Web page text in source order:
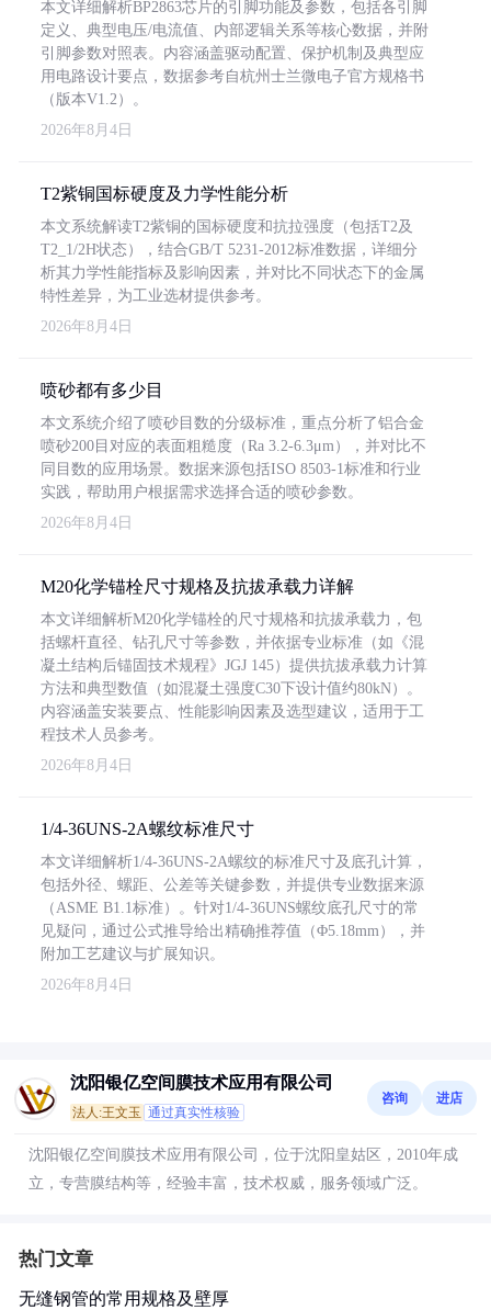
本文详细解析BP2863芯片的引脚功能及参数，包括各引脚
定义、典型电压/电流值、内部逻辑关系等核心数据，并附
引脚参数对照表。内容涵盖驱动配置、保护机制及典型应
用电路设计要点，数据参考自杭州士兰微电子官方规格书
（版本V1.2）。
2026年8月4日
T2紫铜国标硬度及力学性能分析
本文系统解读T2紫铜的国标硬度和抗拉强度（包括T2及
T2_1/2H状态），结合GB/T 5231-2012标准数据，详细分
析其力学性能指标及影响因素，并对比不同状态下的金属
特性差异，为工业选材提供参考。
2026年8月4日
喷砂都有多少目
本文系统介绍了喷砂目数的分级标准，重点分析了铝合金
喷砂200目对应的表面粗糙度（Ra 3.2-6.3μm），并对比不
同目数的应用场景。数据来源包括ISO 8503-1标准和行业
实践，帮助用户根据需求选择合适的喷砂参数。
2026年8月4日
M20化学锚栓尺寸规格及抗拔承载力详解
本文详细解析M20化学锚栓的尺寸规格和抗拔承载力，包
括螺杆直径、钻孔尺寸等参数，并依据专业标准（如《混
凝土结构后锚固技术规程》JGJ 145）提供抗拔承载力计算
方法和典型数值（如混凝土强度C30下设计值约80kN）。
内容涵盖安装要点、性能影响因素及选型建议，适用于工
程技术人员参考。
2026年8月4日
1/4-36UNS-2A螺纹标准尺寸
本文详细解析1/4-36UNS-2A螺纹的标准尺寸及底孔计算，
包括外径、螺距、公差等关键参数，并提供专业数据来源
（ASME B1.1标准）。针对1/4-36UNS螺纹底孔尺寸的常
见疑问，通过公式推导给出精确推荐值（Φ5.18mm），并
附加工艺建议与扩展知识。
2026年8月4日
沈阳银亿空间膜技术应用有限公司
法人:王文玉 通过真实性核验
咨询 进店
沈阳银亿空间膜技术应用有限公司，位于沈阳皇姑区，2010年成
立，专营膜结构等，经验丰富，技术权威，服务领域广泛。
热门文章
无缝钢管的常用规格及壁厚